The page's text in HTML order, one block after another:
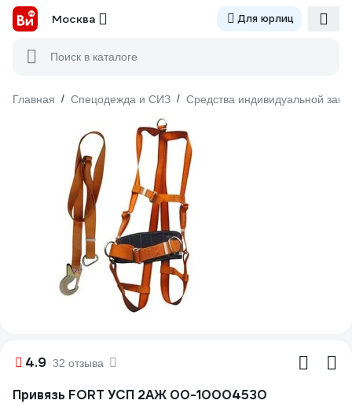
Москва Для юрлиц
Поиск в каталоге
Главная / Спецодежда и СИЗ / Средства индивидуальной
4.9 32 отзыва
Привязь FORT УСП 2АЖ 00-10004530